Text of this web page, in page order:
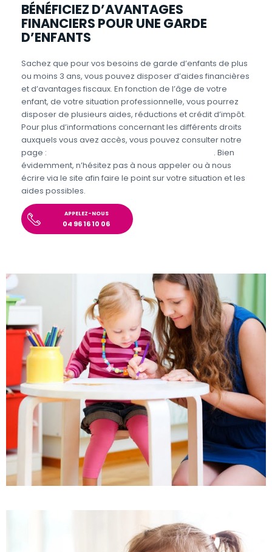
BÉNÉFICIEZ D’AVANTAGES
FINANCIERS POUR UNE GARDE
D’ENFANTS
Sachez que pour vos besoins de garde d’enfants de plus
ou moins 3 ans, vous pouvez disposer d’aides financières
et d’avantages fiscaux. En fonction de l’âge de votre
enfant, de votre situation professionnelle, vous pourrez
disposer de plusieurs aides, réductions et crédit d’impôt.
Pour plus d’informations concernant les différents droits
auxquels vous avez accès, vous pouvez consulter notre
page :
. Bien
évidemment, n’hésitez pas à nous appeler ou à nous
écrire via le site afin faire le point sur votre situation et les
aides possibles.
APPELEZ-NOUS
04 96 16 10 06